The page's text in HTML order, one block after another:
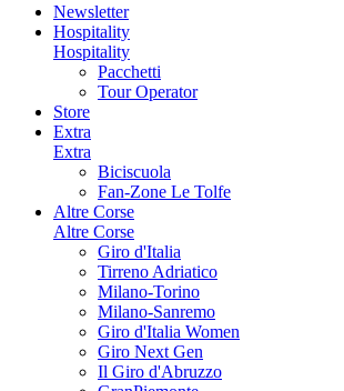
Newsletter
Hospitality
Hospitality
Pacchetti
Tour Operator
Store
Extra
Extra
Biciscuola
Fan-Zone Le Tolfe
Altre Corse
Altre Corse
Giro d'Italia
Tirreno Adriatico
Milano-Torino
Milano-Sanremo
Giro d'Italia Women
Giro Next Gen
Il Giro d'Abruzzo